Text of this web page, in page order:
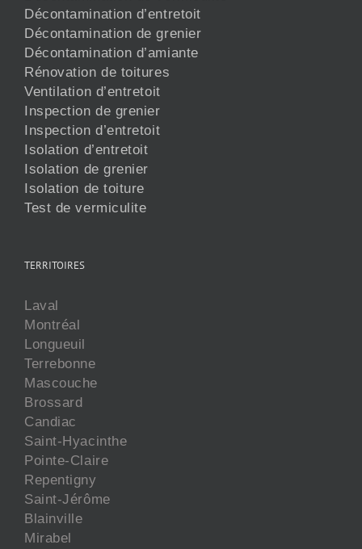
Décontamination d’entretoit
Décontamination de grenier
Décontamination d’amiante
Rénovation de toitures
Ventilation d’entretoit
Inspection de grenier
Inspection d’entretoit
Isolation d’entretoit
Isolation de grenier
Isolation de toiture
Test de vermiculite
TERRITOIRES
Laval
Montréal
Longueuil
Terrebonne
Mascouche
Brossard
Candiac
Saint-Hyacinthe
Pointe-Claire
Repentigny
Saint-Jérôme
Blainville
Mirabel